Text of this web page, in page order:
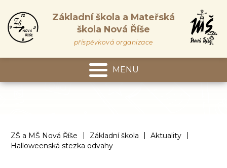
Základní škola a Mateřská
škola Nová Říše
příspěvková organizace
MENU
ZŠ a MŠ Nová Říše | Základní škola | Aktuality
|
Halloweenská stezka odvahy